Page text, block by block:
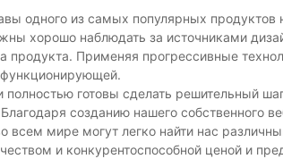
одного из самых популярных продуктов
хорошо наблюдать за источниками
Применяя прогрессивные
готовы сделать решительный
созданию нашего собственного
всем мире могут легко найти нас
и конкурентоспособной ценой и